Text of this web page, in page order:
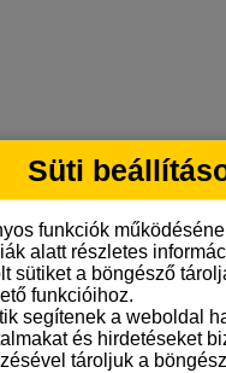
bögre
szeretjük az otthon
Süti
funkciók
alatt részletes
sütiket a böngésző
funkcióihoz.
segítenek a weboldal
és hirdetéseket
tároljuk a